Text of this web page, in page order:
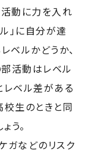
活動に力を入れ
」に自分が達
ベルかどうか、
活動はレベル
レベル差がある
校生のときと同
う。
ガなどのリスク